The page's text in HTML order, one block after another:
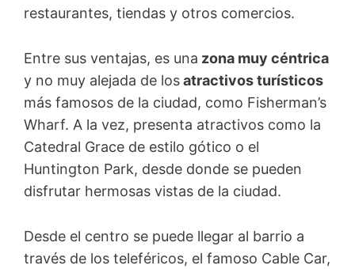
restaurantes, tiendas y otros comercios.
Entre sus ventajas, es una zona muy céntrica
y no muy alejada de losatractivos turísticos
más famosos de la ciudad, como Fisherman’s
Wharf. A la vez, presenta atractivos como la
Catedral Grace de estilo gótico o el
Huntington Park, desde donde se pueden
disfrutar hermosas vistas de la ciudad.
Desde el centro se puede llegar al barrio a
través de los teleféricos, el famoso Cable Car,